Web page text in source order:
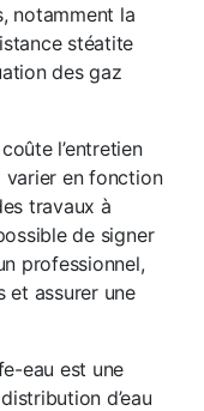
notamment la
stéatite
des gaz
l’entretien
en fonction
travaux à
de signer
professionnel,
et assurer une
eau est une
d’eau